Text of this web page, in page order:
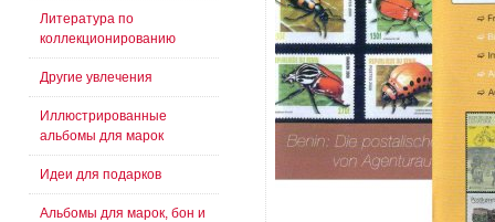
Литература по
коллекционированию
Другие увлечения
Иллюстрированные
альбомы для марок
Идеи для подарков
Альбомы для марок, бон и